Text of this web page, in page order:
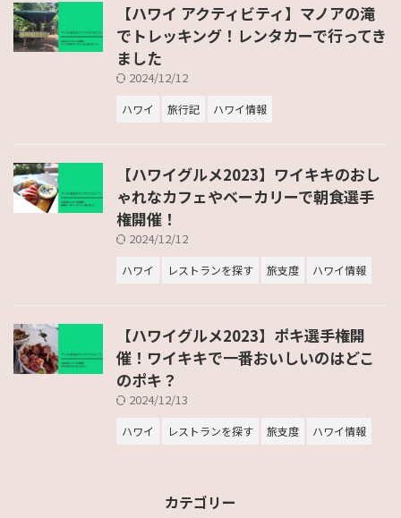
【ハワイ アクティビティ】マノアの滝
でトレッキング！レンタカーで行ってき
ました
2024/12/12
ハワイ 旅行記 ハワイ情報
【ハワイグルメ2023】ワイキキのおし
ゃれなカフェやベーカリーで朝食選手
権開催！
2024/12/12
ハワイ レストランを探す 旅支度 ハワイ情報
【ハワイグルメ2023】ポキ選手権開
催！ワイキキで一番おいしいのはどこ
のポキ？
2024/12/13
ハワイ レストランを探す 旅支度 ハワイ情報
カテゴリー